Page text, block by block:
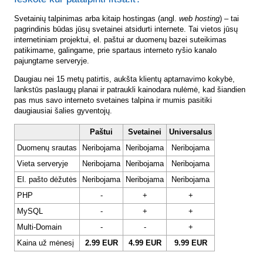
Svetainių talpinimas arba kitaip hostingas (angl. web hosting) – tai
pagrindinis būdas jūsų svetainei atsidurti internete. Tai vietos jūsų
internetiniam projektui, el. paštui ar duomenų bazei suteikimas
patikimame, galingame, prie spartaus interneto ryšio kanalo
pajungtame serveryje.
Daugiau nei 15 metų patirtis, aukšta klientų aptarnavimo kokybė,
lankstūs paslaugų planai ir patraukli kainodara nulėmė, kad šiandien
pas mus savo interneto svetaines talpina ir mumis pasitiki
daugiausiai šalies gyventojų.
Paštui Svetainei
Universalus
Duomenų srautas
Neribojama Neribojama
Neribojama
Vieta serveryje
Neribojama Neribojama
Neribojama
El. pašto dėžutės
Neribojama Neribojama
Neribojama
PHP
- +
+
MySQL
- +
+
Multi-Domain
- -
+
Kaina už mėnesį
2.99 EUR 4.99 EUR 9.99 EUR